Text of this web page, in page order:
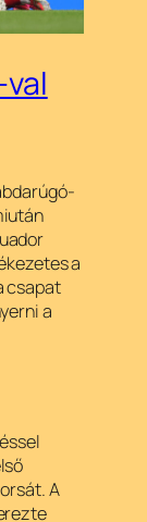
a
csapat
a
A